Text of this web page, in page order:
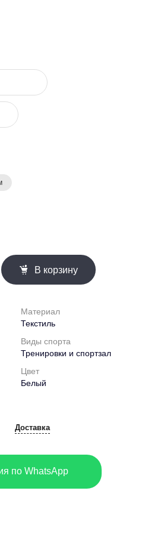
В корзину
Материал
Текстиль
Виды спорта
Тренировки и спортзал
Цвет
Белый
Доставка
по WhatsApp